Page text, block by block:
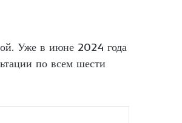
Уже в июне 2024 года
по всем шести